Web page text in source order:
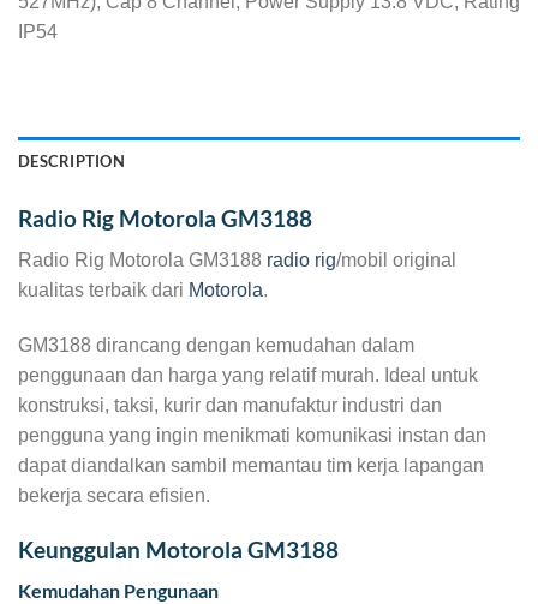
IP54
DESCRIPTION
Radio Rig Motorola GM3188
Radio Rig Motorola GM3188 radio rig/mobil original
kualitas terbaik dari Motorola.
GM3188 dirancang dengan kemudahan dalam
penggunaan dan harga yang relatif murah. Ideal untuk
konstruksi, taksi, kurir dan manufaktur industri dan
pengguna yang ingin menikmati komunikasi instan dan
dapat diandalkan sambil memantau tim kerja lapangan
bekerja secara efisien.
Keunggulan Motorola GM3188
Kemudahan Pengunaan